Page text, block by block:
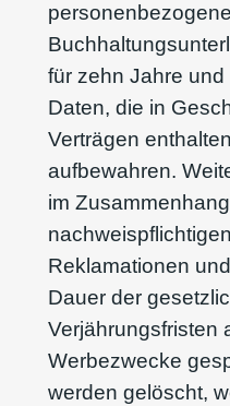
für zehn Jahre
Daten, die in
Verträgen
aufbewahren.
im
Reklamationen
Dauer der
Verjährungsfristen
Werbezwecke
werden gelöscht,